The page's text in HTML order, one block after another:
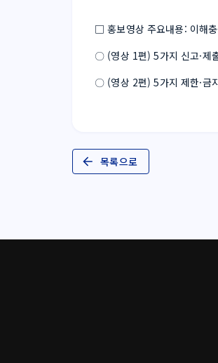
□ 홍보영상 주요내용: 이해
〇 (영상 1편) 5가지 신고·제
〇 (영상 2편) 5가지 제한·금
목록으로